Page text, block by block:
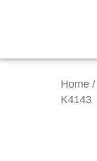
Home /
K4143